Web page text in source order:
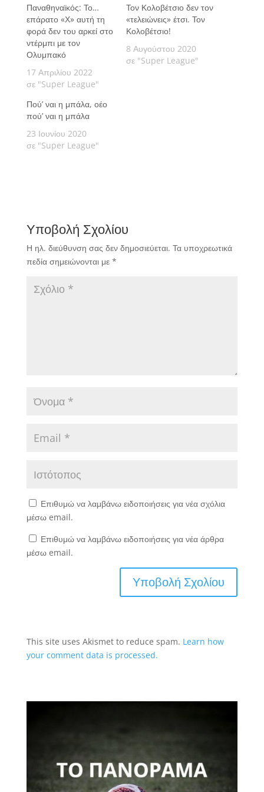
Παναθηναϊκός: Το…
επάρατο «Χ» αυτή τη
φορά δεν του αρκεί στο
ντέρμπι με τον
Ολυμπακό
17 Απριλίου 2022
σε "Super League"
Τον Κολοβέτσιο δεν τον
«τελειώνεις» έτσι. Τον
Κολοβέτσιο!
8 Αυγούστου 2020
σε "Super League"
Πού’ ναι η μπάλα, οέο
πού’ ναι η μπάλα
23 Ιουνίου 2020
σε "Super League"
Υποβολή Σχολίου
Η ηλ. διεύθυνση σας δεν δημοσιεύεται. Τα υποχρεωτικά
πεδία σημειώνονται με *
Επιθυμώ να λαμβάνω ειδοποιήσεις για νέα σχόλια
μέσω email.
Επιθυμώ να λαμβάνω ειδοποιήσεις για νέα άρθρα
μέσω email.
This site uses Akismet to reduce spam. Learn how
your comment data is processed.